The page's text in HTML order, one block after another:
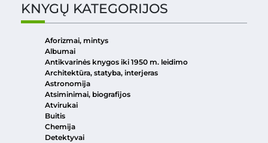
KNYGŲ KATEGORIJOS
Aforizmai, mintys
Albumai
Antikvarinės knygos iki 1950 m. leidimo
Architektūra, statyba, interjeras
Astronomija
Atsiminimai, biografijos
Atvirukai
Buitis
Chemija
Detektyvai